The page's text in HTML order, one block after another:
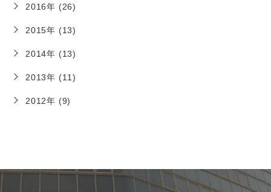
2016年 (26)
2015年 (13)
2014年 (13)
2013年 (11)
2012年 (9)